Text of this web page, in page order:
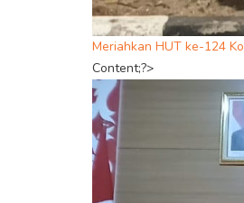
Meriahkan HUT ke-124
Content;?>